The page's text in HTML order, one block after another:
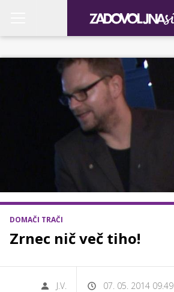
DOMAČI TRAČI
Zrnec nič več tiho!
J.V. 07. 05. 2014 09.49